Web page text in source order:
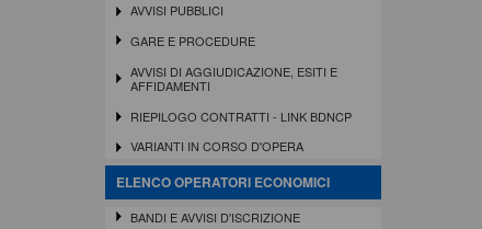
AVVISI PUBBLICI
GARE E PROCEDURE
AVVISI DI AGGIUDICAZIONE, ESITI E
AFFIDAMENTI
RIEPILOGO CONTRATTI - LINK BDNCP
VARIANTI IN CORSO D'OPERA
ELENCO OPERATORI ECONOMICI
BANDI E AVVISI D'ISCRIZIONE